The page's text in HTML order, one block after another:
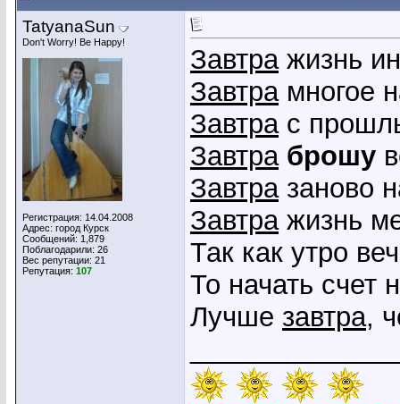
TatyanaSun
Don't Worry! Be Happy!
Регистрация: 14.04.2008
Адрес: город Курск
Сообщений: 1,879
Поблагодарили: 26
Вес репутации: 21
Репутация: 107
Завтражизнь
Завтрамногое
Завтрас
Завтра брошу
Завтразаново
Завтражизнь
Так как утро
То начать счет
Лучше завтра,